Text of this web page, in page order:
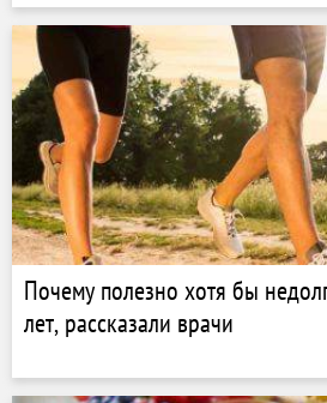
Почему полезно хотя бы
лет, рассказали врачи